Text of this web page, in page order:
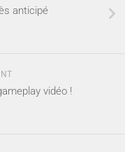
anticipé
vidéo !